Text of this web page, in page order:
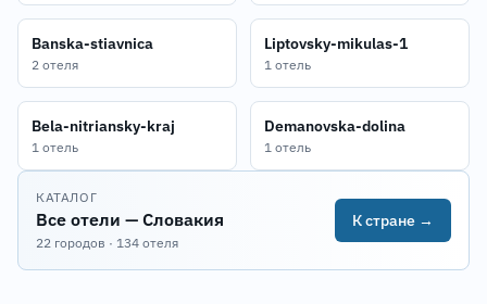
Banska-stiavnica
2 отеля
Liptovsky-mikulas-1
1 отель
Bela-nitriansky-kraj
1 отель
Demanovska-dolina
1 отель
КАТАЛОГ
Все отели — Словакия
22 городов · 134 отеля
К стране →